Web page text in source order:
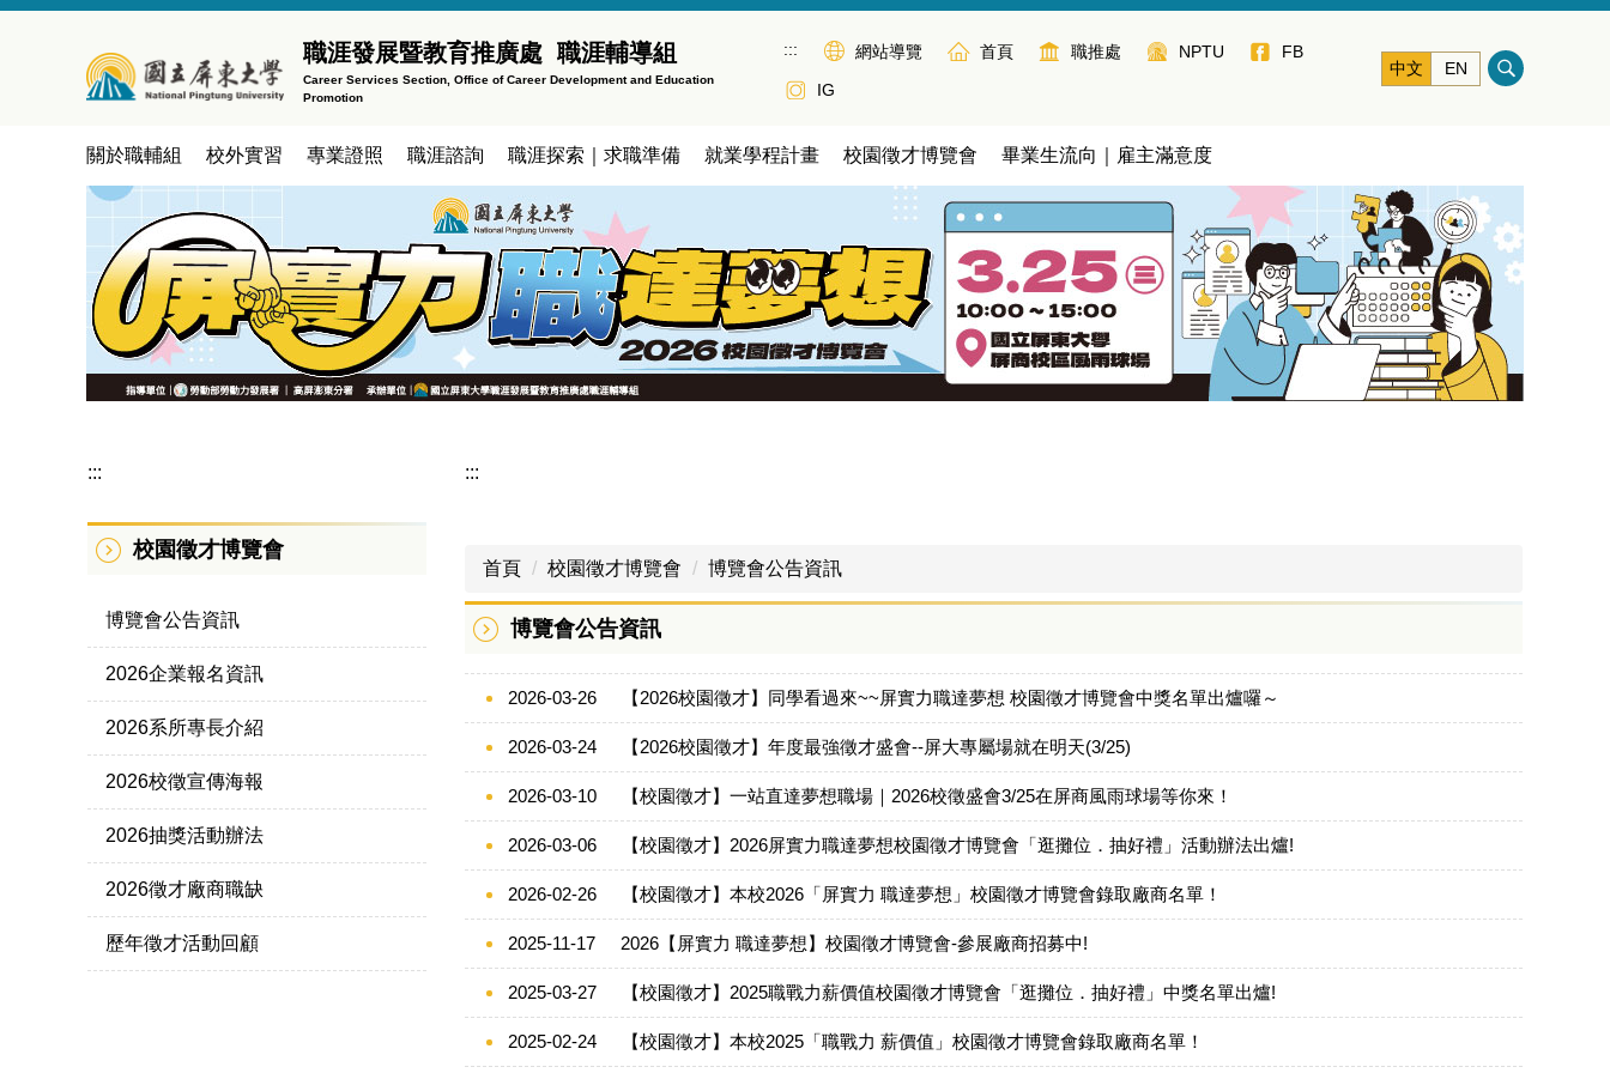
職涯發展暨教育推廣處 職涯輔導組
Career Services Section, Office of Career Development and Education
Promotion
::: 網站導覽 首頁 職推處 NPTU FB
IG
中文 EN
關於職輔組 校外實習 專業證照 職涯諮詢 職涯探索｜求職準備 就業學程計畫 校園徵才博覽會 畢業生流向｜雇主滿意度
:::
校園徵才博覽會
博覽會公告資訊
2026企業報名資訊
2026系所專長介紹
2026校徵宣傳海報
2026抽獎活動辦法
2026徵才廠商職缺
歷年徵才活動回顧
:::
首頁 校園徵才博覽會 博覽會公告資訊
博覽會公告資訊
2026-03-26 【2026校園徵才】同學看過來~~屏實力職達夢想 校園徵才博覽會中獎名單出爐囉～
2026-03-24 【2026校園徵才】年度最強徵才盛會--屏大專屬場就在明天(3/25)
2026-03-10 【校園徵才】一站直達夢想職場｜2026校徵盛會3/25在屏商風雨球場等你來！
2026-03-06 【校園徵才】2026屏實力職達夢想校園徵才博覽會「逛攤位．抽好禮」活動辦法出爐!
2026-02-26 【校園徵才】本校2026「屏實力 職達夢想」校園徵才博覽會錄取廠商名單！
2025-11-17 2026【屏實力 職達夢想】校園徵才博覽會-參展廠商招募中!
2025-03-27 【校園徵才】2025職戰力薪價值校園徵才博覽會「逛攤位．抽好禮」中獎名單出爐!
2025-02-24 【校園徵才】本校2025「職戰力 薪價值」校園徵才博覽會錄取廠商名單！